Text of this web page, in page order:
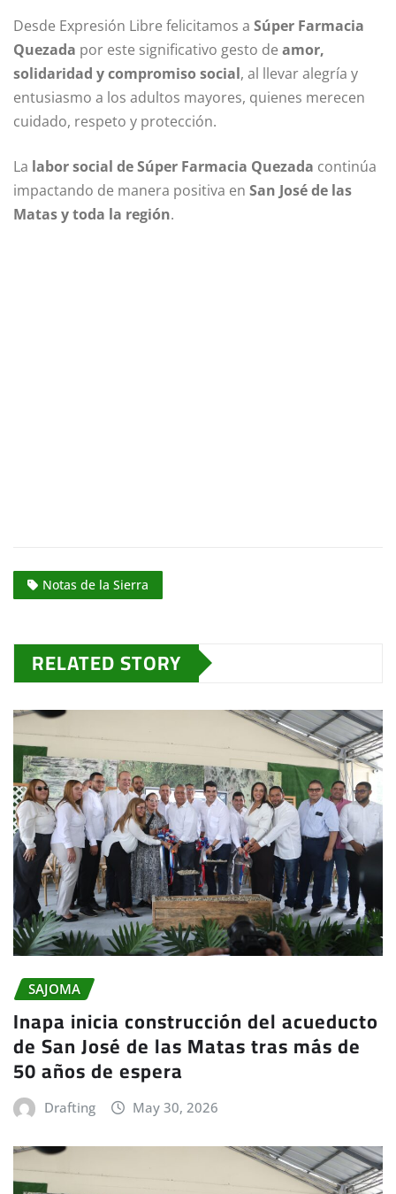
Desde Expresión Libre felicitamos a Súper Farmacia
Quezada por este significativo gesto de amor,
solidaridad y compromiso social, al llevar alegría y
entusiasmo a los adultos mayores, quienes merecen
cuidado, respeto y protección.
La labor social de Súper Farmacia Quezada continúa
impactando de manera positiva en San José de las
Matas y toda la región.
Notas de la Sierra
RELATED STORY
SAJOMA
Inapa inicia construcción del acueducto
de San José de las Matas tras más de
50 años de espera
Drafting May 30, 2026